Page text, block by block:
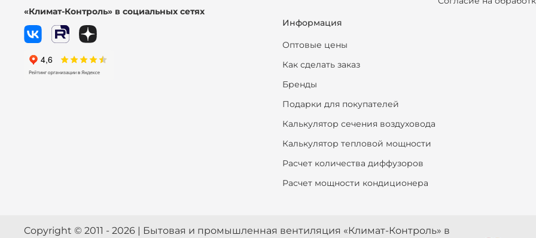
Информация
Оптовые цены
Как сделать заказ
Бренды
Подарки для покупателей
Калькулятор сечения воздуховода
Калькулятор тепловой мощности
Расчет количества диффузоров
Расчет мощности кондиционера
«Климат-Контроль» в социальных сетях
Copyright © 2011 - 2026 | Бытовая и промышленная вентиляция «Климат-Контроль» в